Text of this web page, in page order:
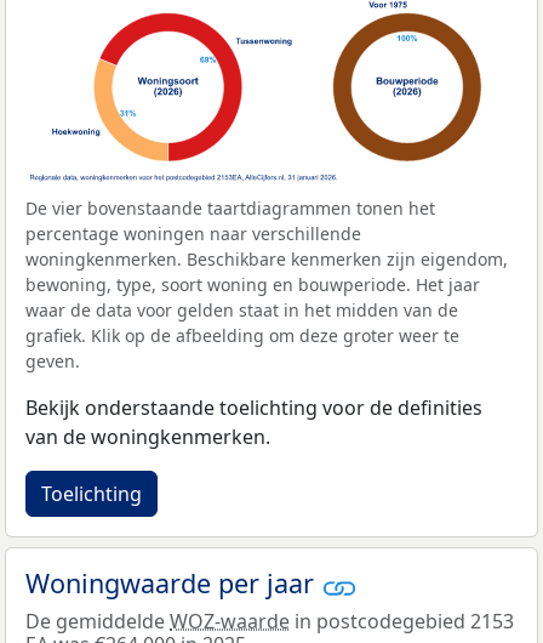
De vier bovenstaande taartdiagrammen tonen het
percentage woningen naar verschillende
woningkenmerken. Beschikbare kenmerken zijn eigendom,
bewoning, type, soort woning en bouwperiode. Het jaar
waar de data voor gelden staat in het midden van de
grafiek. Klik op de afbeelding om deze groter weer te
geven.
Bekijk onderstaande toelichting voor de definities
van de woningkenmerken.
Toelichting
Woningwaarde per jaar
De gemiddeldeWOZ-waarde in postcodegebied 2153